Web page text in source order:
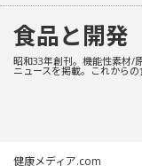
食品と開発
昭和33年創刊。機能性素材/
ニュースを掲載。これからの
健康メディア.com